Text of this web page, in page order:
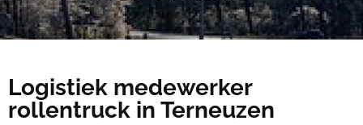
Logistiek medewerker
rollentruck in Terneuzen